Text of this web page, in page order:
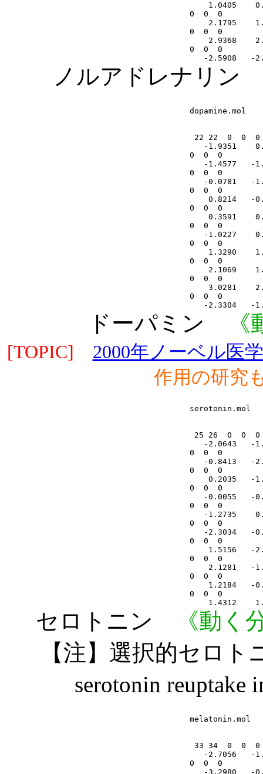
ノルアドレナリン
ドーパミン 《
[TOPIC]
2000年ノーベル医
作用の研究
セロトニン 《動く
【注】選択的セロト
serotonin